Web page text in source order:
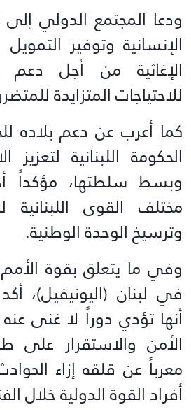
ودعا المجتمع الدولي
الإنسانية وتوفير
الإغاثية من أجل دعم
للاحتياجات المتزايدة
كما أعرب عن دعم بلاده
الحكومة اللبنانية لتعزيز
وبسط سلطتها، مؤكداً
مختلف القوى اللبنانية
وترسيخ الوحدة الوطنية.
وفي ما يتعلق بقوة الأمم
في لبنان (اليونيفيل)،
أنها تؤدي دوراً لا غنى
الأمن والاستقرار على
معرباً عن قلقه إزاء
أفراد القوة الدولية خلال